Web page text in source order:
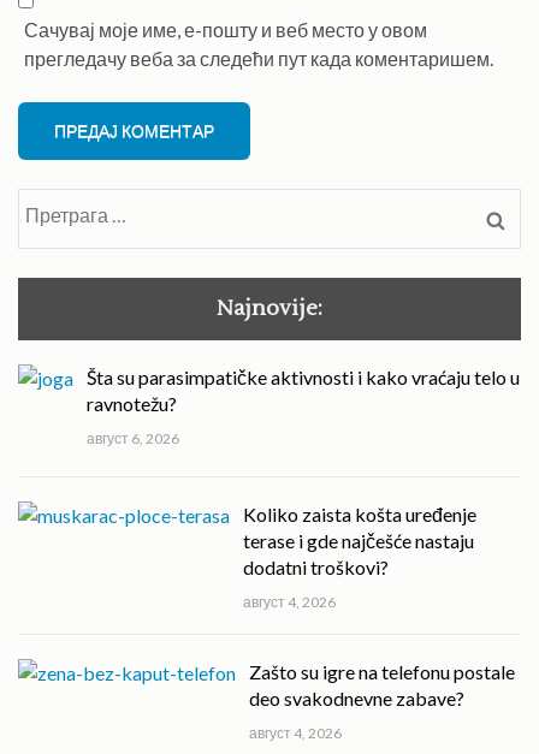
Сачувај моје име, е-пошту и веб место у овом
прегледачу веба за следећи пут када коментаришем.
Najnovije:
Šta su parasimpatičke aktivnosti i kako vraćaju telo u
ravnotežu?
август 6, 2026
Koliko zaista košta uređenje
terase i gde najčešće nastaju
dodatni troškovi?
август 4, 2026
Zašto su igre na telefonu postale
deo svakodnevne zabave?
август 4, 2026